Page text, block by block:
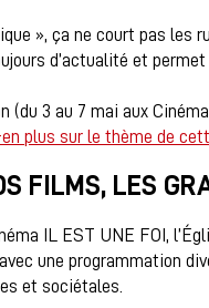
», ça ne court pas les
d’actualité et
(du 3 au 7 mai aux
plus sur le thème de
FILMS, LES
IL EST UNE FOI,
une programmation
et sociétales.